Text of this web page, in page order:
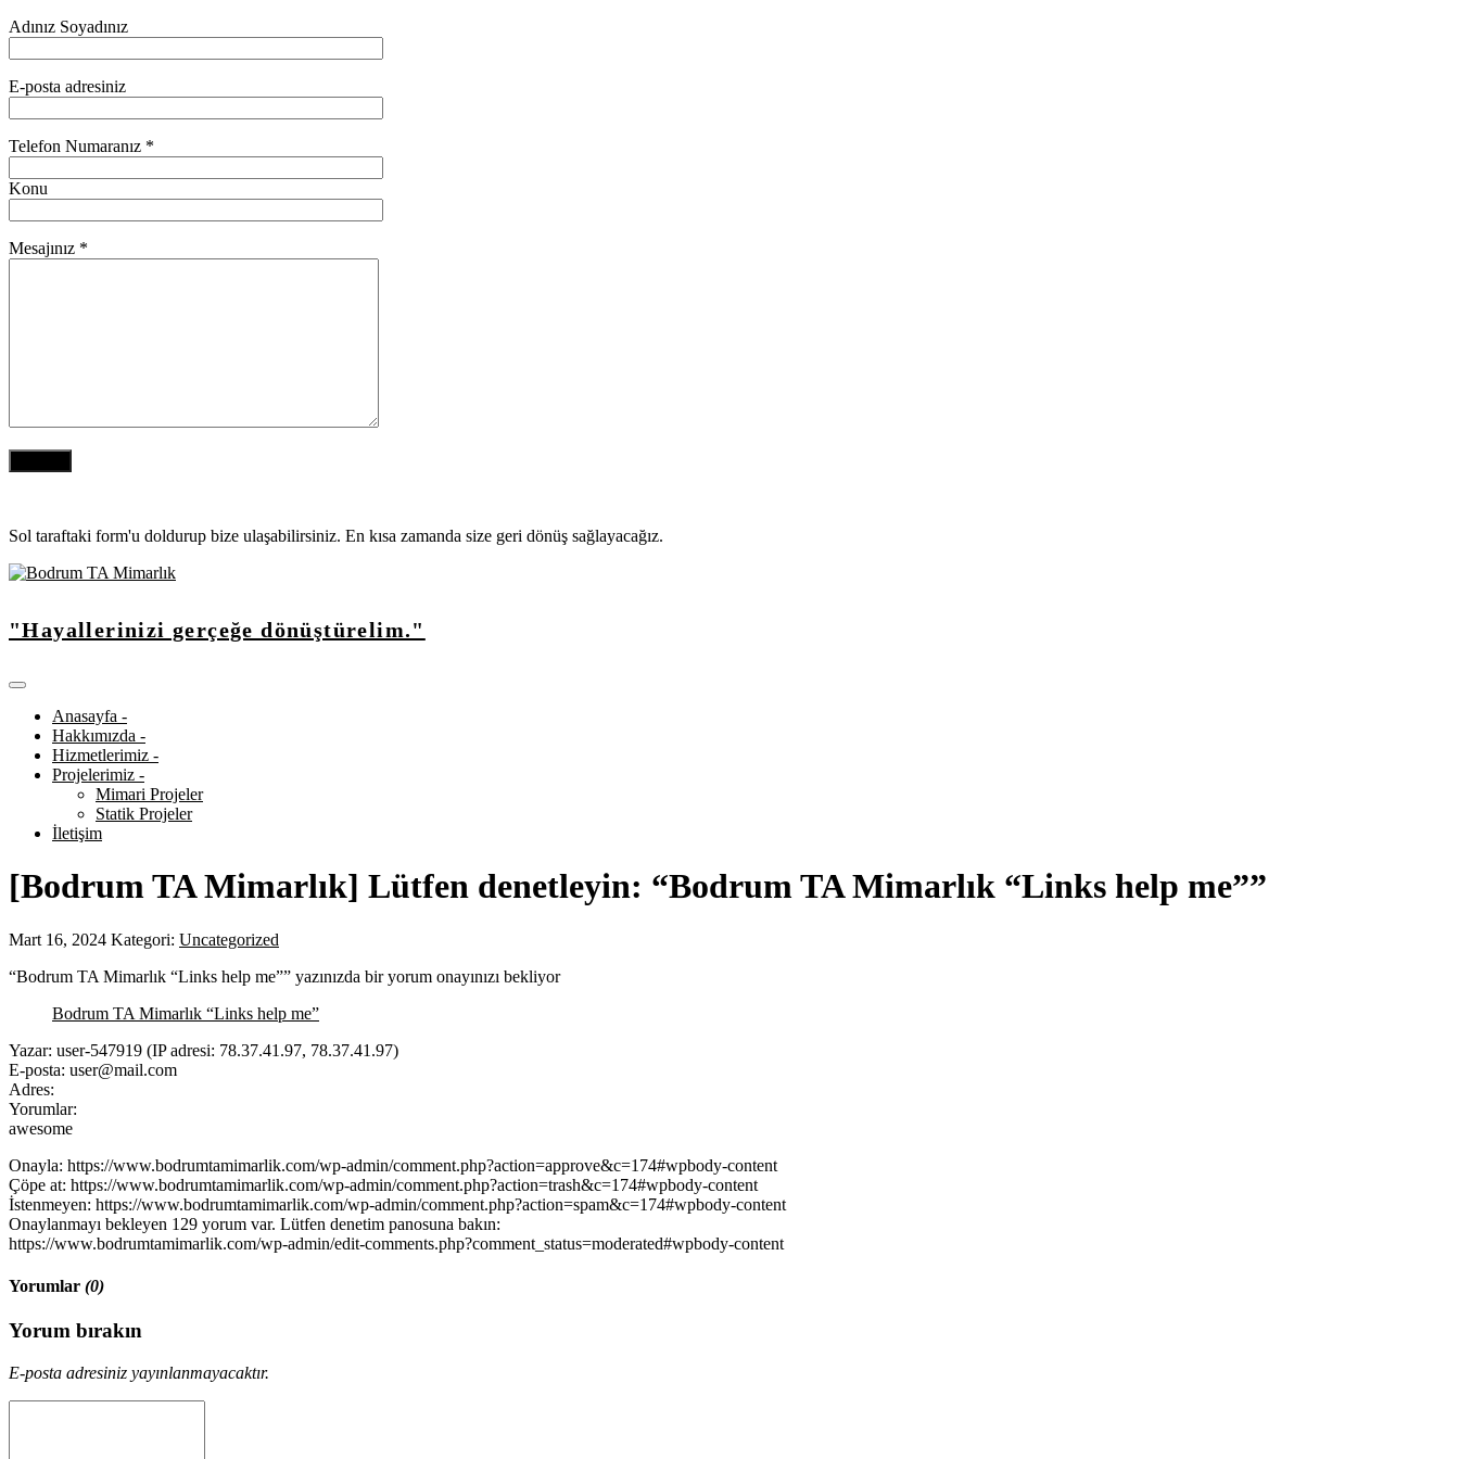
Adınız Soyadınız
E-posta adresiniz
Telefon Numaranız *
Konu
Mesajınız *
Sol taraftaki form'u doldurup bize ulaşabilirsiniz. En kısa zamanda size geri dönüş sağlayacağız.
"Hayallerinizi gerçeğe dönüştürelim."
Anasayfa -
Hakkımızda -
Hizmetlerimiz -
Projelerimiz -
Mimari Projeler
Statik Projeler
İletişim
[Bodrum TA Mimarlık] Lütfen denetleyin: “Bodrum TA Mimarlık “Links help me””
Mart 16, 2024 Kategori: Uncategorized
“Bodrum TA Mimarlık “Links help me”” yazınızda bir yorum onayınızı bekliyor
Bodrum TA Mimarlık “Links help me”
Yazar: user-547919 (IP adresi: 78.37.41.97, 78.37.41.97)
E-posta: user@mail.com
Adres:
Yorumlar:
awesome
Onayla: https://www.bodrumtamimarlik.com/wp-admin/comment.php?action=approve&c=174#wpbody-content
Çöpe at: https://www.bodrumtamimarlik.com/wp-admin/comment.php?action=trash&c=174#wpbody-content
İstenmeyen: https://www.bodrumtamimarlik.com/wp-admin/comment.php?action=spam&c=174#wpbody-content
Onaylanmayı bekleyen 129 yorum var. Lütfen denetim panosuna bakın:
https://www.bodrumtamimarlik.com/wp-admin/edit-comments.php?comment_status=moderated#wpbody-content
Yorumlar (0)
Yorum bırakın
E-posta adresiniz yayınlanmayacaktır.